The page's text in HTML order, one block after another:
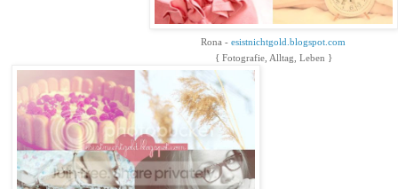
Rona - esistnichtgold.blogspot.com
{ Fotografie, Alltag, Leben }